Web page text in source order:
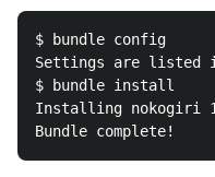
$ bundle config
Settings are listed
$ bundle install
Installing nokogiri